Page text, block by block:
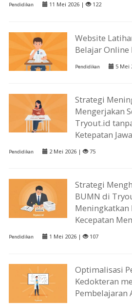
Pendidikan 11 Mei 2026 | 122
Website
Belajar Online
Pendidikan 5
Strategi
Mengerjakan
Tryout.id
Ketepatan
Pendidikan 2 Mei 2026 | 75
Strategi
BUMN di
Meningkatkan
Kecepatan
Pendidikan 1 Mei 2026 | 107
Optimalisasi
Kedokteran
Pembelajaran